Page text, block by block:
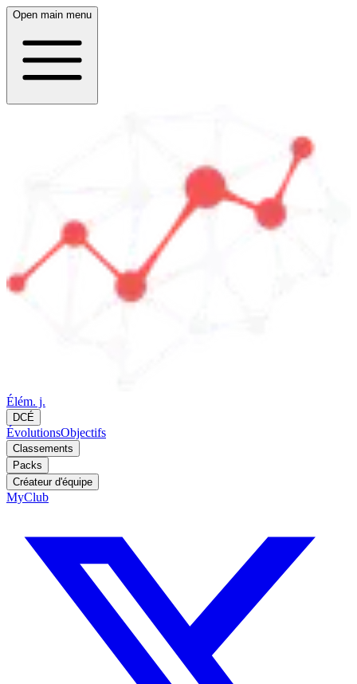
Open main menu
Élém. j.
DCÉ
ÉvolutionsObjectifs
Classements
Packs
Créateur d'équipe
MyClub